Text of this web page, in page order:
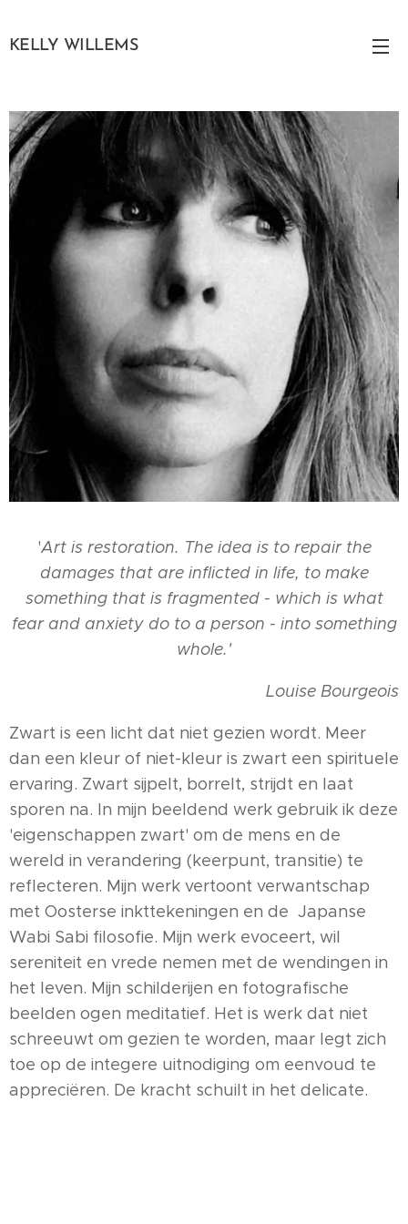
KELLY WILLEMS
'Art is restoration. The idea is to repair the
damages that are inflicted in life, to make
something that is fragmented - which is what
fear and anxiety do to a person - into something
whole.'
Louise Bourgeois
Zwart is een licht dat niet gezien wordt. Meer
dan een kleur of niet-kleur is zwart een spirituele
ervaring. Zwart sijpelt, borrelt, strijdt en laat
sporen na. In mijn beeldend werk gebruik ik deze
'eigenschappen zwart' om de mens en de
wereld in verandering (keerpunt, transitie) te
reflecteren. Mijn werk vertoont verwantschap
met Oosterse inkttekeningen en de Japanse
Wabi Sabi filosofie. Mijn werk evoceert, wil
sereniteit en vrede nemen met de wendingen in
het leven. Mijn schilderijen en fotografische
beelden ogen meditatief. Het is werk dat niet
schreeuwt om gezien te worden, maar legt zich
toe op de integere uitnodiging om eenvoud te
appreciëren. De kracht schuilt in het delicate.